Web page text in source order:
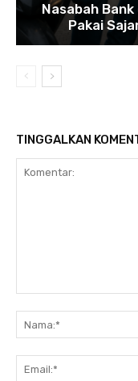
Nasabah
Pakai
TINGGALKAN